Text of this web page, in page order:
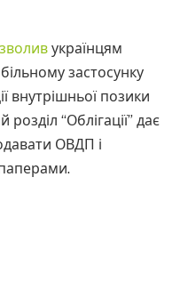
українцям
застосунку
внутрішньої позики
“Облігації” дає
ОВДП і